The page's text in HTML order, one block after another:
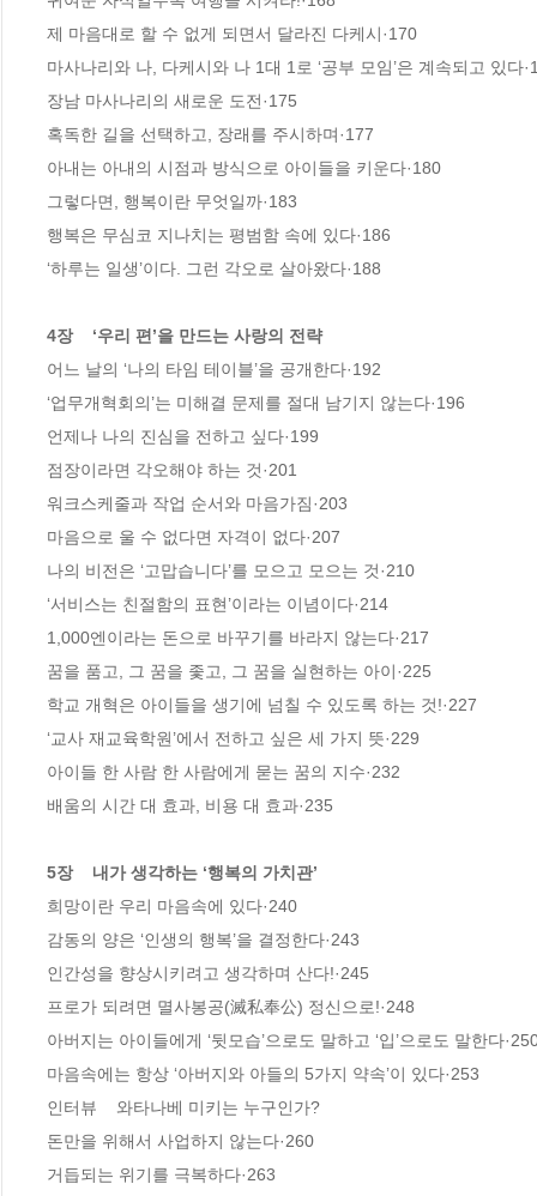
제 마음대로 할 수 없게 되면서 달라진 다케시·170
마사나리와 나, 다케시와 나 1대 1로 ‘공부 모임’은 계속되고 있다
장남 마사나리의 새로운 도전·175
혹독한 길을 선택하고, 장래를 주시하며·177
아내는 아내의 시점과 방식으로 아이들을 키운다·180
그렇다면, 행복이란 무엇일까·183
행복은 무심코 지나치는 평범함 속에 있다·186
‘하루는 일생’이다. 그런 각오로 살아왔다·188
4장    ‘우리 편’을 만드는 사랑의 전략
어느 날의 ‘나의 타임 테이블’을 공개한다·192
‘업무개혁회의’는 미해결 문제를 절대 남기지 않는다·196
언제나 나의 진심을 전하고 싶다·199
점장이라면 각오해야 하는 것·201
워크스케줄과 작업 순서와 마음가짐·203
마음으로 울 수 없다면 자격이 없다·207
나의 비전은 ‘고맙습니다’를 모으고 모으는 것·210
‘서비스는 친절함의 표현’이라는 이념이다·214
1,000엔이라는 돈으로 바꾸기를 바라지 않는다·217
꿈을 품고, 그 꿈을 좇고, 그 꿈을 실현하는 아이·225
학교 개혁은 아이들을 생기에 넘칠 수 있도록 하는 것!·227
‘교사 재교육학원’에서 전하고 싶은 세 가지 뜻·229
아이들 한 사람 한 사람에게 묻는 꿈의 지수·232
배움의 시간 대 효과, 비용 대 효과·235
5장    내가 생각하는 ‘행복의 가치관’
희망이란 우리 마음속에 있다·240
감동의 양은 ‘인생의 행복’을 결정한다·243
인간성을 향상시키려고 생각하며 산다!·245
프로가 되려면 멸사봉공(滅私奉公) 정신으로!·248
아버지는 아이들에게 ‘뒷모습’으로도 말하고 ‘입’으로도 말한다
마음속에는 항상 ‘아버지와 아들의 5가지 약속’이 있다·253
인터뷰    와타나베 미키는 누구인가?
돈만을 위해서 사업하지 않는다·260
거듭되는 위기를 극복하다·263